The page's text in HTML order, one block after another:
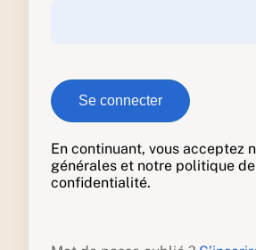
En continuant, vous acceptez
générales et notre politique de
confidentialité.